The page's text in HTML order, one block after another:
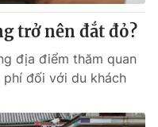
trở nên đắt đỏ?
địa điểm thăm quan
phí đối với du khách